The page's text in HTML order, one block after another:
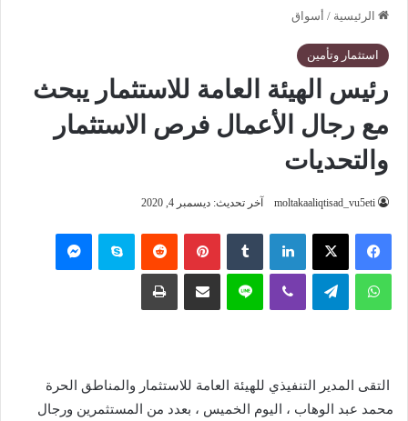
الرئيسية / أسواق
استثمار وتأمين
رئيس الهيئة العامة للاستثمار يبحث
مع رجال الأعمال فرص الاستثمار
والتحديات
moltakaaliqtisad_vu5eti آخر تحديث: ديسمبر 4, 2020
فيسبوك ‫X لينكدإن بينتيريست سكايب
واتساب تيلقرام لاين
التقى المدير التنفيذي للهيئة العامة للاستثمار والمناطق الحرة
محمد عبد الوهاب ، اليوم الخميس ، بعدد من المستثمرين ورجال